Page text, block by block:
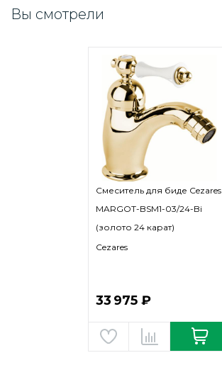
Вы смотрели
Смеситель для биде Cezares
MARGOT-BSM1-03/24-Bi
(золото 24 карат)
Cezares
33 975 ₽